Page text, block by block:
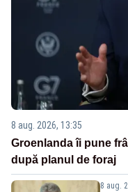
8 aug. 2026, 13:35
Groenlanda îi pune
după planul de foraj
8 aug.